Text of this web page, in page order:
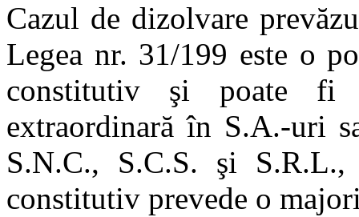
Cazul de dizolvare
Legea nr. 31/199 este o
constitutiv şi poate fi
extraordinară în S.A.-uri
S.N.C., S.C.S. şi
constitutiv prevede o